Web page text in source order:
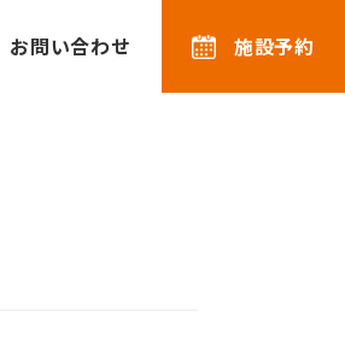
お問い合わせ 施設予約